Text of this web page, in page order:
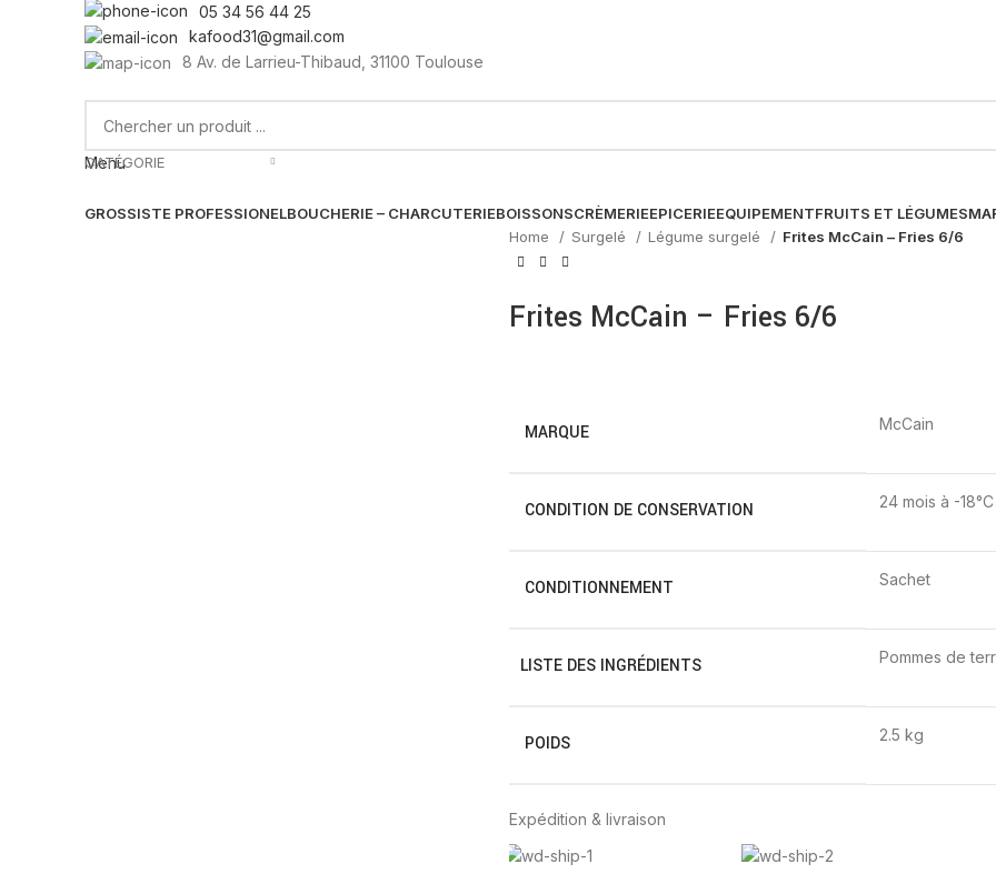
05 34 56 44 25
kafood31@gmail.com
8 Av. de Larrieu-Thibaud, 31100 Toulouse
CATÉGORIE
Menu
GROSSISTE PROFESSIONELBOUCHERIE – CHARCUTERIEBOISSONSCRÈMERIEEPICERIEEQUIPEMENTFRUITS ET LÉGUMES
Home
Surgelé Légume surgelé Frites McCain – Fries 6/6
Frites McCain – Fries 6/6
MARQUE McCain
CONDITION DE CONSERVATION 24 mois à -18°C
CONDITIONNEMENT Sachet
LISTE DES INGRÉDIENTS Pommes de
POIDS 2.5 kg
Expédition & livraison